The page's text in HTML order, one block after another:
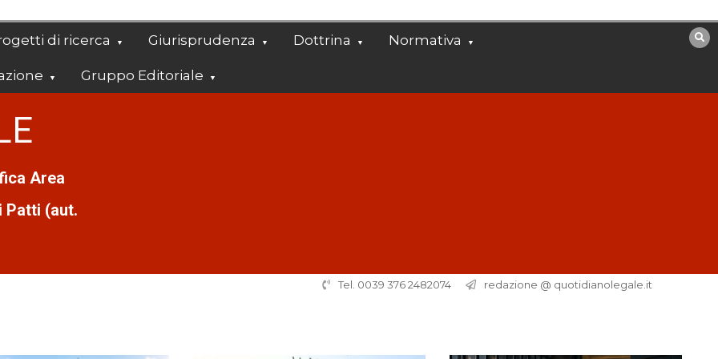
di ricerca Giurisprudenza Dottrina Normativa
Gruppo Editoriale
Area
Patti (aut.
Tel. 0039 376 2482074 redazione @ quotidianolegale.it